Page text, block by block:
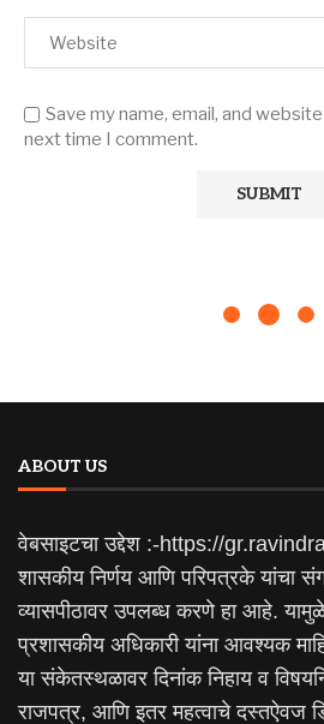
Save my name, email, and
next time I comment.
ABOUT US
वेबसाइटचा उद्देश :-https://
शासकीय निर्णय आणि परिपत्रके यांचा
व्यासपीठावर उपलब्ध करणे हा आहे.
प्रशासकीय अधिकारी यांना आवश्यक
या संकेतस्थळावर दिनांक निहाय व
राजपत्र, आणि इतर महत्वाचे दस्तऐवज